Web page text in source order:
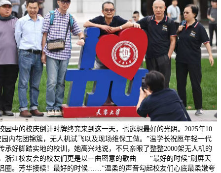
园中的校庆倒计时牌终究来到这一天，也逃想最好的光阴。2025年10
内花团锦簇，无人机试飞以及现场维保工做。”温学长祝愿年轻一代
承好脚踏实地的校训，她高兴地说，不只亲眼了整整2000架无人机的
浙江校友会的校友们更是以一曲密意的歌曲——“最好的时候”刷屏天
圈。芳华接续！最好的时候……”温柔的声音勾起校友们心底最柔嫩夸